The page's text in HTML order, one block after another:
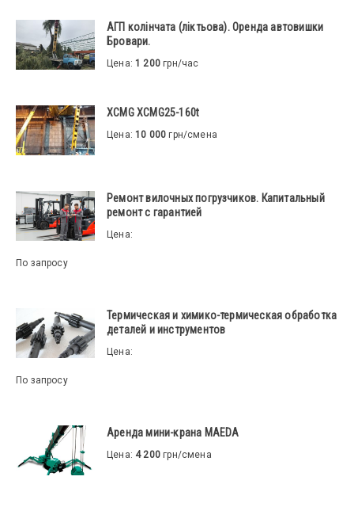
АГП колінчата (ліктьова). Оренда автовишки
Бровари.
Цена:1 200 грн/час
XCMG XCMG25-160t
Цена:10 000 грн/смена
Ремонт вилочных погрузчиков. Капитальный
ремонт с гарантией
Цена:
По запросу
Термическая и химико-термическая обработка
деталей и инструментов
Цена:
По запросу
Аренда мини-крана MAEDA
Цена: 4 200 грн/смена